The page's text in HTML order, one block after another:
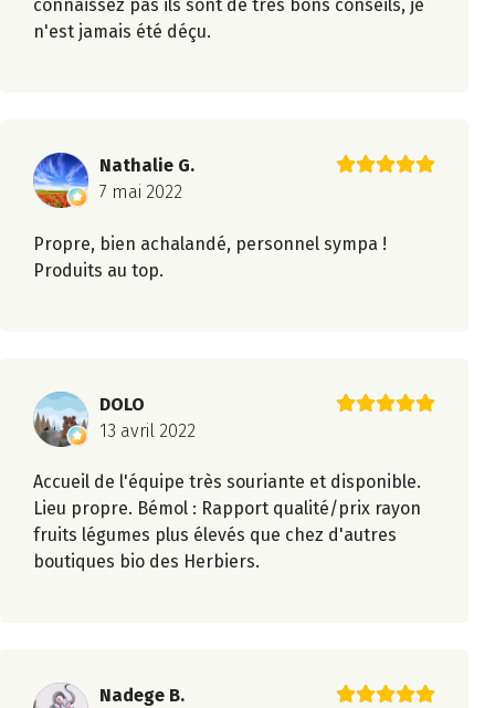
connaissez pas ils sont de très bons conseils, je
n'est jamais été déçu.
Nathalie G.
7 mai 2022
Propre, bien achalandé, personnel sympa !
Produits au top.
DOLO
13 avril 2022
Accueil de l'équipe très souriante et disponible.
Lieu propre. Bémol : Rapport qualité/prix rayon
fruits légumes plus élevés que chez d'autres
boutiques bio des Herbiers.
Nadege B.